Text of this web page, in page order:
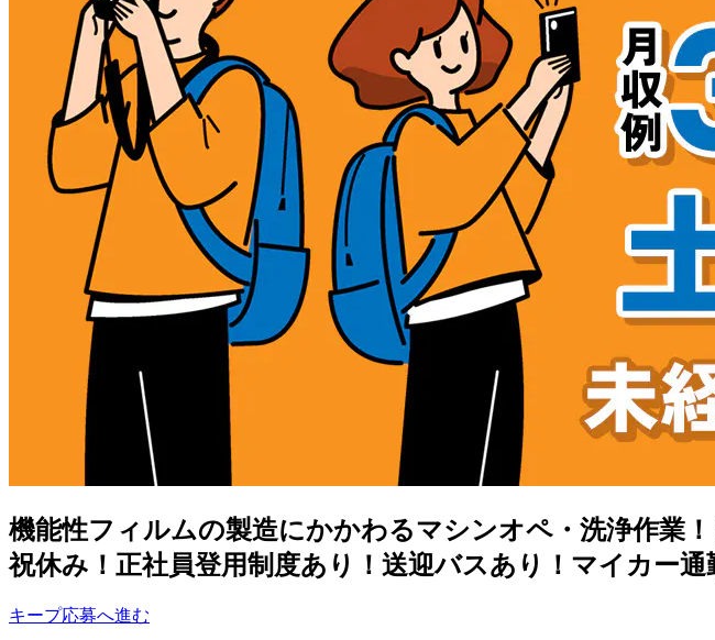
機能性フィルムの製造にかかわるマシンオペ・洗浄作業
祝休み！正社員登用制度あり！送迎バスあり！マイカー
キープ応募へ進む